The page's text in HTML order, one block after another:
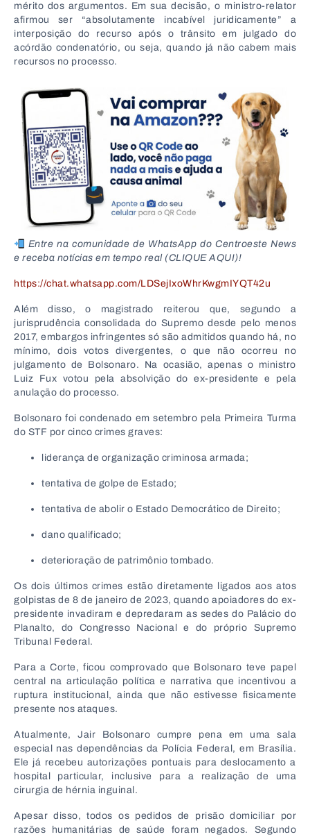
mérito dos argumentos. Em sua decisão, o ministro-relator
afirmou ser “absolutamente incabível juridicamente” a
interposição do recurso após o trânsito em julgado do
acórdão condenatório, ou seja, quando já não cabem mais
recursos no processo.
Entre na comunidade de WhatsApp do Centroeste News
e receba notícias em tempo real (CLIQUE AQUI)!
https://chat.whatsapp.com/LDSejIxoWhrKwgmIYQT42u
Além disso, o magistrado reiterou que, segundo a
jurisprudência consolidada do Supremo desde pelo menos
2017, embargos infringentes só são admitidos quando há, no
mínimo, dois votos divergentes, o que não ocorreu no
julgamento de Bolsonaro. Na ocasião, apenas o ministro
Luiz Fux votou pela absolvição do ex-presidente e pela
anulação do processo.
Bolsonaro foi condenado em setembro pela Primeira Turma
do STF por cinco crimes graves:
liderança de organização criminosa armada;
tentativa de golpe de Estado;
tentativa de abolir o Estado Democrático de Direito;
dano qualificado;
deterioração de patrimônio tombado.
Os dois últimos crimes estão diretamente ligados aos atos
golpistas de 8 de janeiro de 2023, quando apoiadores do ex-
presidente invadiram e depredaram as sedes do Palácio do
Planalto, do Congresso Nacional e do próprio Supremo
Tribunal Federal.
Para a Corte, ficou comprovado que Bolsonaro teve papel
central na articulação política e narrativa que incentivou a
ruptura institucional, ainda que não estivesse fisicamente
presente nos ataques.
Atualmente, Jair Bolsonaro cumpre pena em uma sala
especial nas dependências da Polícia Federal, em Brasília.
Ele já recebeu autorizações pontuais para deslocamento a
hospital particular, inclusive para a realização de uma
cirurgia de hérnia inguinal.
Apesar disso, todos os pedidos de prisão domiciliar por
razões humanitárias de saúde foram negados. Segundo